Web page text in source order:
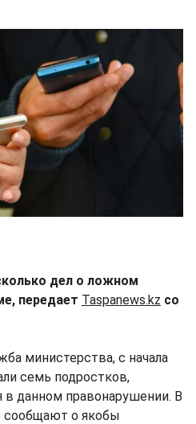
дел о ложном
передает Taspanews.kz со
министерства, с начала
семь подростков,
данном правонарушении. В
сообщают о якобы